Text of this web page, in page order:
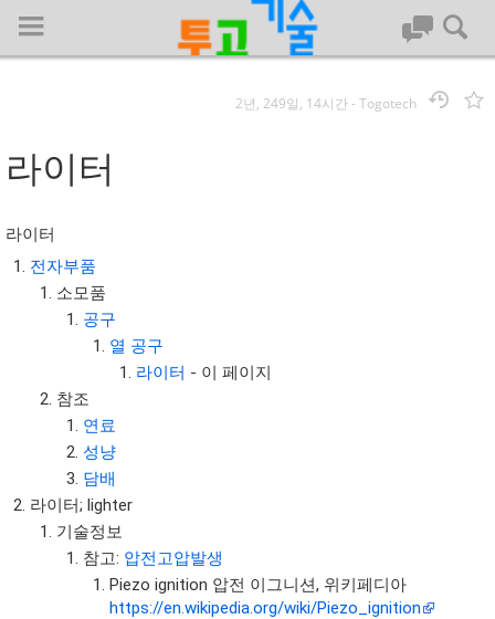
대문
회사명 :
투고기술
| 대표 : 김명기 | 사업자번호 : 142-08-78939
전화 : 031-8065-5299 | 주소 : (16954)) 경기도 용인시 기흥구 흥덕1
로 13, B동(complex동) 1213호(영덕동,흥덕IT밸리)
COPYRIGHT (C) 투고기술 ALL RIGHTS RESEVED
투고기술 위키 저작권
2년, 249일, 14시간 -Togotech
라이터
라이터
전자부품
소모품
공구
열 공구
라이터 - 이 페이지
참조
연료
성냥
담배
라이터; lighter
기술정보
참고: 압전고압발생
Piezo ignition 압전 이그니션, 위키페디아
https://en.wikipedia.org/wiki/Piezo_ignition